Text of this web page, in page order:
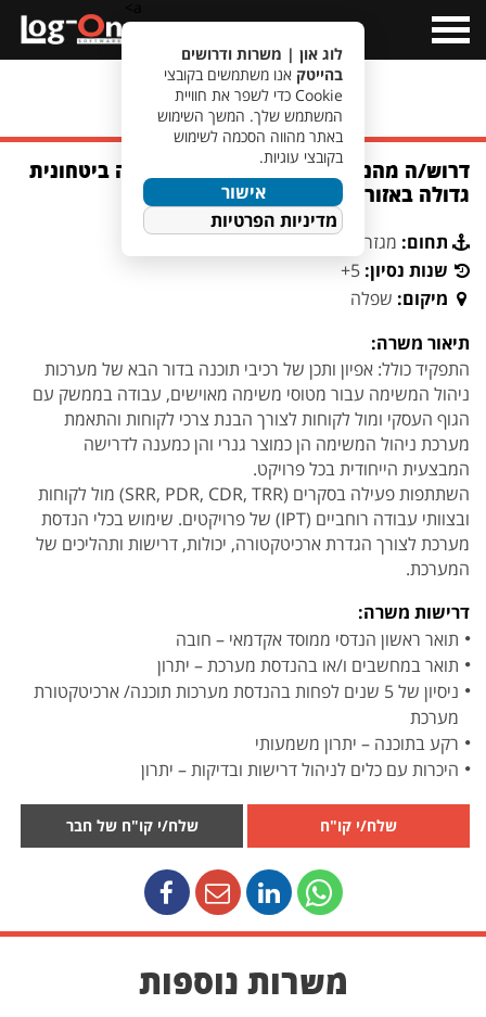
Menu
מעבר לחיפוש משרות
דרוש/ה מהנדס/ת מערכת משימה לחברה ביטחונית
גדולה באזור השפלה
תחום: מגזר ביטחוני
שנות נסיון: 5+
מיקום: שפלה
תיאור משרה:
התפקיד כולל: אפיון ותכן של רכיבי תוכנה בדור הבא של מערכות
ניהול המשימה עבור מטוסי משימה מאוישים, עבודה בממשק עם
הגוף העסקי ומול לקוחות לצורך הבנת צרכי לקוחות והתאמת
מערכת ניהול המשימה הן כמוצר גנרי והן כמענה לדרישה
המבצעית הייחודית בכל פרויקט.
השתתפות פעילה בסקרים (SRR, PDR, CDR, TRR) מול לקוחות
ובצוותי עבודה רוחביים (IPT) של פרויקטים. שימוש בכלי הנדסת
מערכת לצורך הגדרת ארכיטקטורה, יכולות, דרישות ותהליכים של
המערכת.
דרישות משרה:
תואר ראשון הנדסי ממוסד אקדמאי – חובה
תואר במחשבים ו/או בהנדסת מערכת – יתרון
ניסיון של 5 שנים לפחות בהנדסת מערכות תוכנה/ ארכיטקטורת
מערכת
רקע בתוכנה – יתרון משמעותי
היכרות עם כלים לניהול דרישות ובדיקות – יתרון
שלח/י קו"ח שלח/י קו"ח של חבר
משרות נוספות
לוג און | משרות ודרושים
בהייטק אנו משתמשים בקובצי
Cookie כדי לשפר את חוויית
המשתמש שלך. המשך השימוש
באתר מהווה הסכמה לשימוש
בקובצי עוגיות.
אישור
מדיניות הפרטיות